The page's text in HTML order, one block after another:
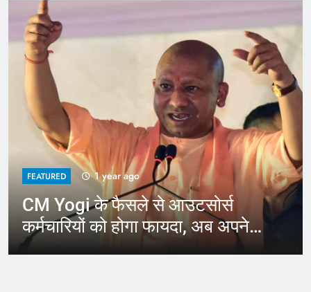
FEATURED 1 year ago
CM Yogi के फैसले से आउटसोर्स
कर्मचारियों को होगा फायदा, अब अपने
जिले में कर सकेंगे काम